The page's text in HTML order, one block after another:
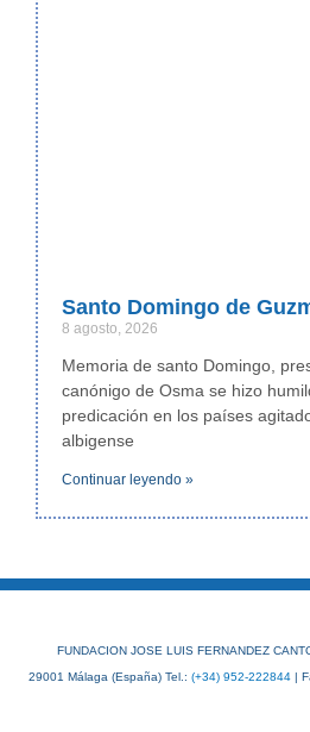
Santo Domingo de
8 agosto, 2026
Memoria de santo Domingo,
canónigo de Osma se hizo
predicación en los países
albigense
Continuar leyendo »
FUNDACION JOSE LUIS FERNANDEZ
29001 Málaga (España) Tel.: (+34) 952-222844|